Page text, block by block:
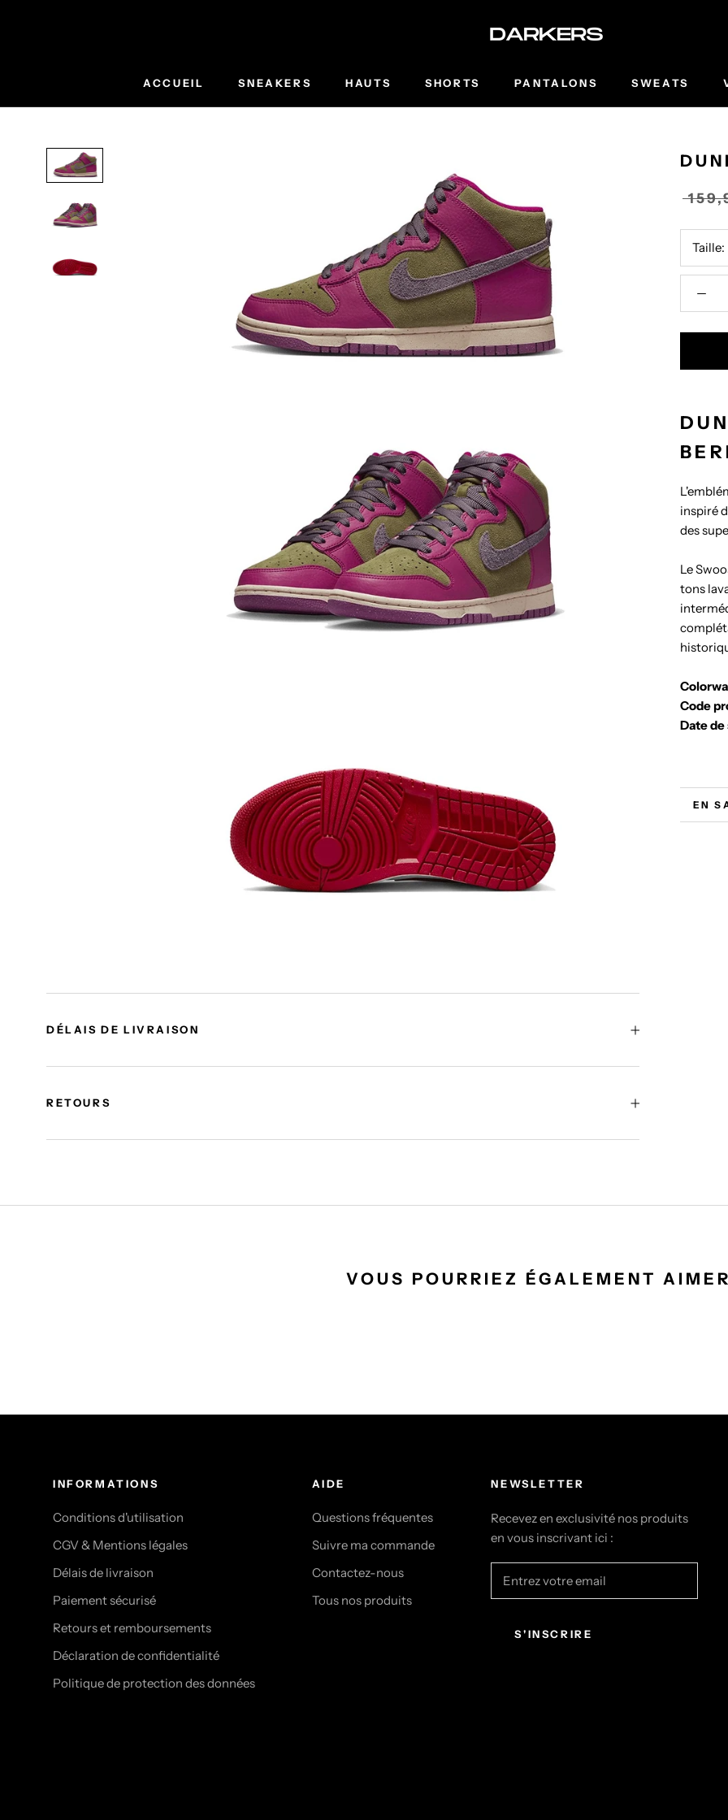
ACCUEIL
SNEAKERS HAUTS SHORTS PANTALONS SWEATS
Taille:
inspiré
des
Le
tons
Code
Date
EN
VOIR
DÉLAIS DE LIVRAISON
RETOURS
VOUS POURRIEZ ÉGALEMENT
INFORMATIONS
Conditions d'utilisation
CGV & Mentions légales
Délais de livraison
Paiement sécurisé
Retours et remboursements
Déclaration de confidentialité
Politique de protection des données
AIDE
Questions fréquentes
Suivre ma commande
Contactez-nous
Tous nos produits
NEWSLETTER
Recevez en exclusivité nos produits
en vous inscrivant ici :
S'INSCRIRE